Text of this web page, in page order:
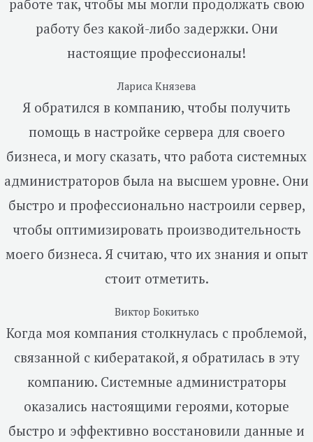
работе так, чтобы мы могли продолжать свою
работу без какой-либо задержки. Они
настоящие профессионалы!
Лариса Князева
Я обратился в компанию, чтобы получить
помощь в настройке сервера для своего
бизнеса, и могу сказать, что работа системных
администраторов была на высшем уровне. Они
быстро и профессионально настроили сервер,
чтобы оптимизировать производительность
моего бизнеса. Я считаю, что их знания и опыт
стоит отметить.
Виктор Бокитько
Когда моя компания столкнулась с проблемой,
связанной с кибератакой, я обратилась в эту
компанию. Системные администраторы
оказались настоящими героями, которые
быстро и эффективно восстановили данные и